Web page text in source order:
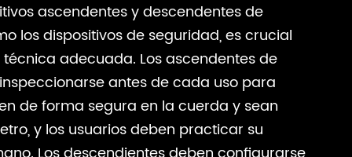
ascendentes y descendentes de
los dispositivos de seguridad, es crucial
adecuada. Los ascendentes de
antes de cada uso para
de forma segura en la cuerda y sean
y los usuarios deben practicar su